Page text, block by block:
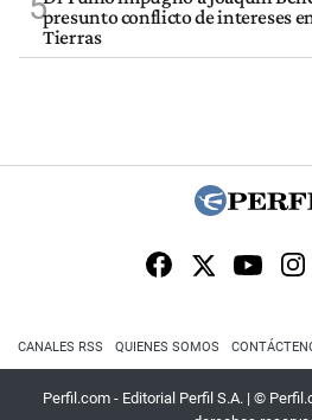
presunto conflicto de intereses
Tierras
CANALES RSS QUIENES SOMOS
Perfil.com - Editorial Perfil S.A. | ©